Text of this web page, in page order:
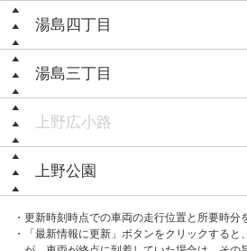
湯島四丁目
湯島三丁目
上野広小路
上野公園
・更新時刻時点での車両の走行位置と所要時分
・「最新情報に更新」ボタンをクリックする